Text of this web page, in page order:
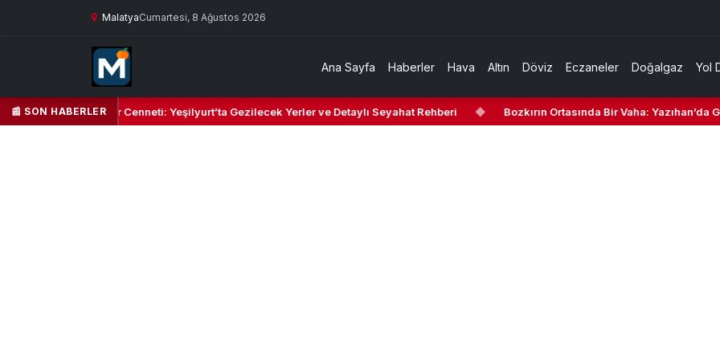
MalatyaCumartesi, 8 Ağustos 2026
Ana Sayfa Haberler Hava Altın Döviz Eczaneler Doğalgaz Yol
📰 SON HABERLER
Yeşil Kalbi ve Kültür Cenneti: Yeşilyurt’ta Gezilecek Yerler ve Detaylı Seyahat Rehberi ◆ Bozkırın Ortasında Bir Vaha: Yazıhan’da